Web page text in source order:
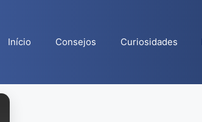
Início Consejos Curiosidades